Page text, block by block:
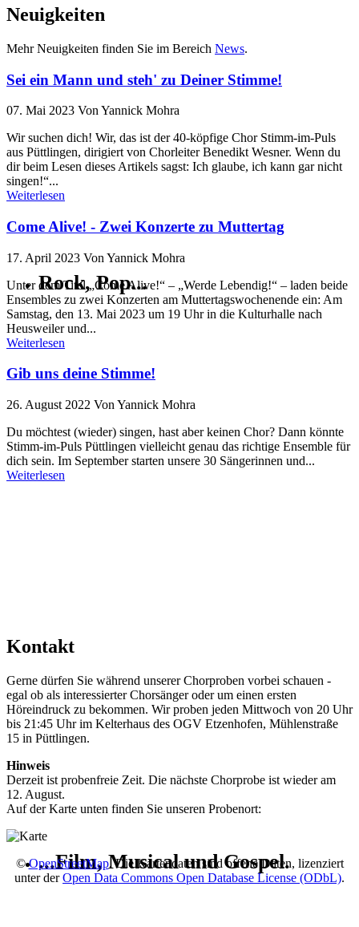
Rock, Pop...
...Film, Musical und Gospel.
Neuigkeiten
Mehr Neuigkeiten finden Sie im Bereich News.
Sei ein Mann und steh' zu Deiner Stimme!
07. Mai 2023 Von Yannick Mohra
Wir suchen dich! Wir, das ist der 40-köpfige Chor Stimm-im-Puls
aus Püttlingen, dirigiert von Chorleiter Benedikt Wesner. Wenn du
dir beim Lesen dieses Artikels sagst: Ich glaube, ich kann gar nicht
singen!“...
Weiterlesen
Come Alive! - Zwei Konzerte zu Muttertag
17. April 2023 Von Yannick Mohra
Unter dem Titel „Come Alive!“ – „Werde Lebendig!“ – laden beide
Ensembles zu zwei Konzerten am Muttertagswochenende ein: Am
Samstag, den 13. Mai 2023 um 19 Uhr in die Kulturhalle nach
Heusweiler und...
Weiterlesen
Gib uns deine Stimme!
26. August 2022 Von Yannick Mohra
Du möchtest (wieder) singen, hast aber keinen Chor? Dann könnte
Stimm-im-Puls Püttlingen vielleicht genau das richtige Ensemble für
dich sein. Im September starten unsere 30 Sängerinnen und...
Weiterlesen
Kontakt
Gerne dürfen Sie während unserer Chorproben vorbei schauen -
egal ob als interessierter Chorsänger oder um einen ersten
Höreindruck zu bekommen. Wir proben jeden Mittwoch von 20 Uhr
bis 21:45 Uhr im Kelterhaus des OGV Etzenhofen, Mühlenstraße
15 in Püttlingen.
Hinweis
Derzeit ist probenfreie Zeit. Die nächste Chorprobe ist wieder am
12. August.
Auf der Karte unten finden Sie unseren Probenort:
©OpenStreetMap. Die Kartendaten sind offene Daten, lizenziert
unter derOpen Data Commons Open Database License (ODbL).